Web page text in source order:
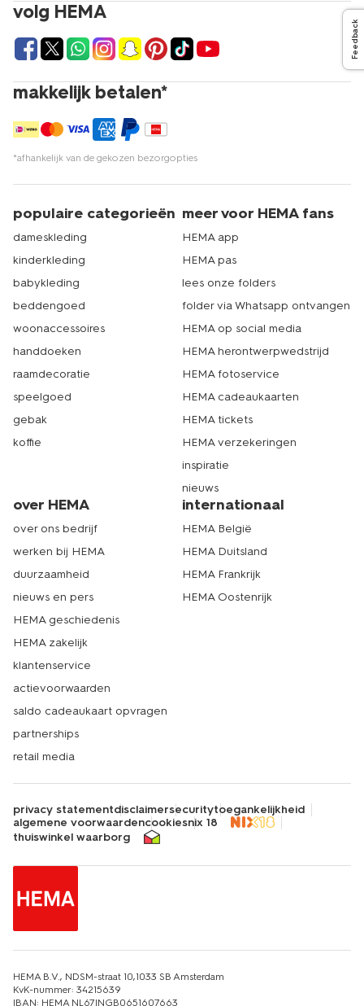
volg HEMA
makkelijk betalen*
*afhankelijk van de gekozen bezorgopties
populaire categorieën
dameskleding
kinderkleding
babykleding
beddengoed
woonaccessoires
handdoeken
raamdecoratie
speelgoed
gebak
koffie
meer voor HEMA fans
HEMA app
HEMA pas
lees onze folders
folder via Whatsapp ontvangen
HEMA op social media
HEMA herontwerpwedstrijd
HEMA fotoservice
HEMA cadeaukaarten
HEMA tickets
HEMA verzekeringen
inspiratie
nieuws
over HEMA
over ons bedrijf
werken bij HEMA
duurzaamheid
nieuws en pers
HEMA geschiedenis
HEMA zakelijk
klantenservice
actievoorwaarden
saldo cadeaukaart opvragen
partnerships
retail media
internationaal
HEMA België
HEMA Duitsland
HEMA Frankrijk
HEMA Oostenrijk
privacy statementdisclaimersecuritytoegankelijkheid
algemene voorwaardencookiesnix 18
thuiswinkel waarborg
HEMA B.V., NDSM-straat 10,1033 SB Amsterdam
KvK-nummer: 34215639
IBAN: HEMA NL67INGB0651607663
Feedback